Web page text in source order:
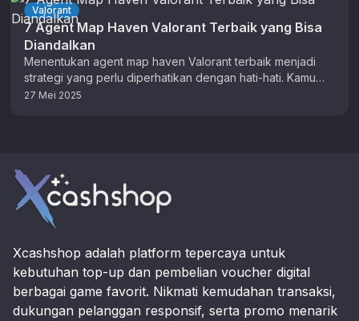
Valorant
7 Agent Map Haven Valorant Terbaik yang Bisa
Diandalkan
Menentukan agent map haven Valorant terbaik menjadi
strategi yang perlu diperhatikan dengan hati-hati. Kamu
harus memilih agent yang memiliki daya …
27 Mei 2025
Xcashshop adalah platform tepercaya untuk
kebutuhan top-up dan pembelian voucher digital
berbagai game favorit. Nikmati kemudahan transaksi,
dukungan pelanggan responsif, serta promo menarik